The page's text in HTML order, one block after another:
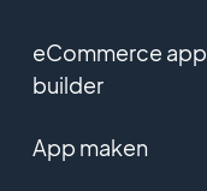
eCommerce app
builder
App maken